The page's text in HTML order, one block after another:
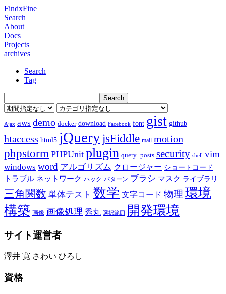
FindxFine
Search
About
Docs
Projects
archives
Search
Tag
Ajax aws demo docker download Facebook font gist github
htaccess html5 jQuery jsFiddle mail motion
phpstorm PHPUnit plugin query_posts security shell vim
windows word アルゴリズム クロージャー ショートコード
トラブル ネットワーク ハック パターン ブラシ マスク ライブラリ
三角関数 単体テスト 数学 文字コード 物理 環境
構築 画像 画像処理 秀丸 選択範囲 開発環境
サイト運営者
澤井 寛 さわい ひろし
資格